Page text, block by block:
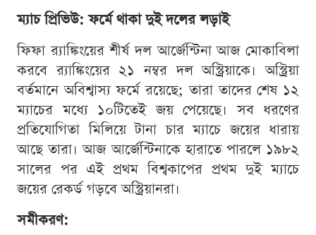
ম্যাচ প্রিভিউ: ফর্মে থাকা দুই দলের লড়াই
ফিফা র‍্যাঙ্কিংয়ের শীর্ষ দল আর্জেন্টিনা আজ মোকাবিলা
করবে র‍্যাঙ্কিংয়ের ২১ নম্বর দল অস্ট্রিয়াকে। অস্ট্রিয়া
বর্তমানে অবিশ্বাস্য ফর্মে রয়েছে; তারা তাদের শেষ ১২
ম্যাচের মধ্যে ১০টিতেই জয় পেয়েছে। সব ধরণের
প্রতিযোগিতা মিলিয়ে টানা চার ম্যাচে জয়ের ধারায়
আছে তারা। আজ আর্জেন্টিনাকে হারাতে পারলে ১৯৮২
সালের পর এই প্রথম বিশ্বকাপের প্রথম দুই ম্যাচে
জয়ের রেকর্ড গড়বে অস্ট্রিয়ানরা।
সমীকরণ: